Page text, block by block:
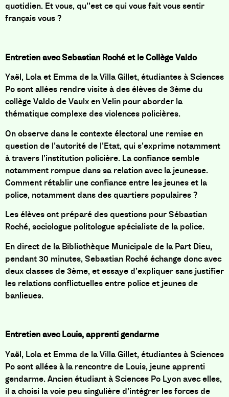
quotidien. Et vous, qu’’est ce qui vous fait vous sentir
français vous ?
Entretien avec Sebastian Roché et le Collège Valdo
Yaël, Lola et Emma de la Villa Gillet, étudiantes à Sciences
Po sont allées rendre visite à des élèves de 3ème du
collège Valdo de Vaulx en Velin pour aborder la
thématique complexe des violences policières.
On observe dans le contexte électoral une remise en
question de l’autorité de l’Etat, qui s’exprime notamment
à travers l’institution policière. La confiance semble
notamment rompue dans sa relation avec la jeunesse.
Comment rétablir une confiance entre les jeunes et la
police, notamment dans des quartiers populaires ?
Les élèves ont préparé des questions pour Sébastian
Roché, sociologue politologue spécialiste de la police.
En direct de la Bibliothèque Municipale de la Part Dieu,
pendant 30 minutes, Sebastian Roché échange donc avec
deux classes de 3ème, et essaye d’expliquer sans justifier
les relations conflictuelles entre police et jeunes de
banlieues.
Entretien avec Louis, apprenti gendarme
Yaël, Lola et Emma de la Villa Gillet, étudiantes à Sciences
Po sont allées à la rencontre de Louis, jeune apprenti
gendarme. Ancien étudiant à Sciences Po Lyon avec elles,
il a choisi la voie peu singulière d’intégrer les forces de